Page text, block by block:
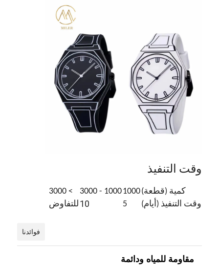
وقت التنفيذ
كمية (قطعة)1000
1000 - 3000
> 3000
وقت التنفيذ (أيام)
5
10 للتفاوض
فوائدنا
مقاومة للمياه ودائمة